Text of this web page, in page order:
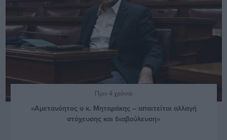
Πριν 4 χρόνια
«Αμετανόητος ο κ. Μηταράκης – απαιτείται αλλαγή
στόχευσης και διαβούλευση»